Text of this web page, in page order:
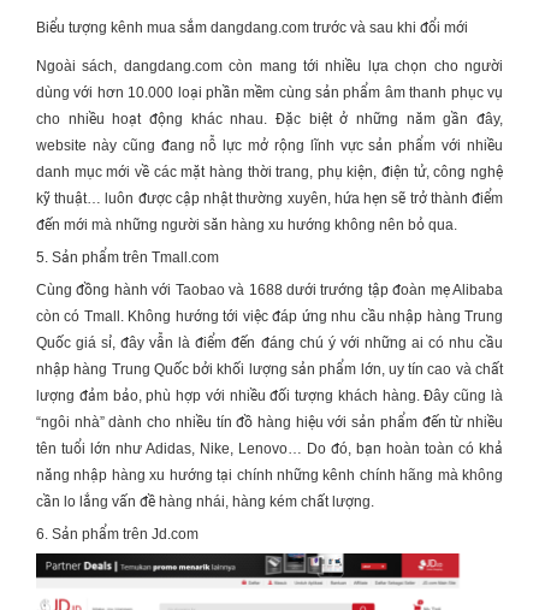
Biểu tượng kênh mua sắm dangdang.com trước và sau khi đổi mới
Ngoài sách, dangdang.com còn mang tới nhiều lựa chọn cho người
dùng với hơn 10.000 loại phần mềm cùng sản phẩm âm thanh phục vụ
cho nhiều hoạt động khác nhau. Đặc biệt ở những năm gần đây,
website này cũng đang nỗ lực mở rộng lĩnh vực sản phẩm với nhiều
danh mục mới về các mặt hàng thời trang, phụ kiện, điện tử, công nghệ
kỹ thuật… luôn được cập nhật thường xuyên, hứa hẹn sẽ trở thành điểm
đến mới mà những người săn hàng xu hướng không nên bỏ qua.
5. Sản phẩm trên Tmall.com
Cùng đồng hành với Taobao và 1688 dưới trướng tập đoàn mẹ Alibaba
còn có Tmall. Không hướng tới việc đáp ứng nhu cầunhập hàng Trung
Quốc giá sỉ , đây vẫn là điểm đến đáng chú ý với những ai có nhu cầu
nhập hàng Trung Quốcbởi khối lượng sản phẩm lớn, uy tín cao và chất
lượng đảm bảo, phù hợp với nhiều đối tượng khách hàng. Đây cũng là
“ngôi nhà” dành cho nhiều tín đồ hàng hiệu với sản phẩm đến từ nhiều
tên tuổi lớn như Adidas, Nike, Lenovo… Do đó, bạn hoàn toàn có khả
năng nhập hàng xu hướng tại chính những kênh chính hãng mà không
cần lo lắng vấn đề hàng nhái, hàng kém chất lượng.
6. Sản phẩm trên Jd.com